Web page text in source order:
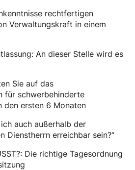
rechtfertigen
Verwaltungskraft in einem
An dieser Stelle wird es
Sie auf das
für schwerbehinderte
den ersten 6 Monaten
ich auch außerhalb der
Dienstherrn erreichbar sein?“
Die richtige Tagesordnung